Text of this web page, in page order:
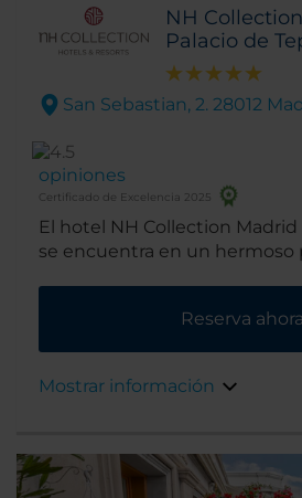
NH
Palacio de
San Sebastian, 2. 28012
opiniones
Certificado de Excelencia 2025
El hotel NH Collection Madrid
se encuentra en un hermoso
museos con algunas de las
Reserva ahora
Mostrar información